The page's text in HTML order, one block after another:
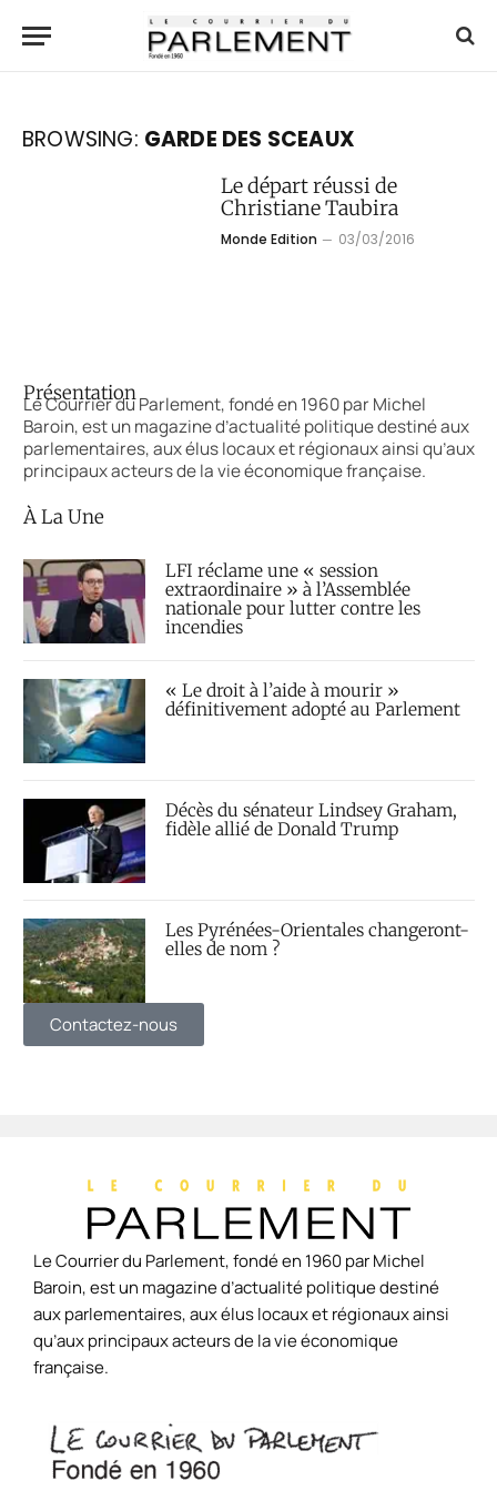
BROWSING: GARDE DES SCEAUX
Le départ réussi de
Christiane Taubira
Monde Edition 03/03/2016
Présentation
Le Courrier du Parlement, fondé en 1960 par Michel
Baroin, est un magazine d’actualité politique destiné aux
parlementaires, aux élus locaux et régionaux ainsi qu’aux
principaux acteurs de la vie économique française.
À La Une
LFI réclame une « session
extraordinaire » à l’Assemblée
nationale pour lutter contre les
incendies
« Le droit à l’aide à mourir »
définitivement adopté au Parlement
Décès du sénateur Lindsey Graham,
fidèle allié de Donald Trump
Les Pyrénées-Orientales changeront-
elles de nom ?
Contactez-nous
Le Courrier du Parlement, fondé en 1960 par Michel
Baroin, est un magazine d’actualité politique destiné
aux parlementaires, aux élus locaux et régionaux ainsi
qu’aux principaux acteurs de la vie économique
française.